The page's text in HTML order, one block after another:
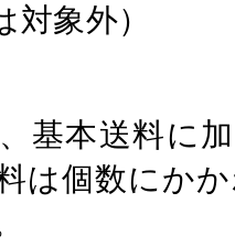
象外）
基本送料に
は個数にか